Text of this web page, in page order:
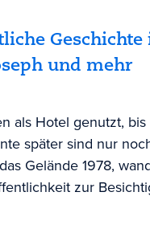
Geschichte
und mehr
als Hotel genutzt,
später sind nur
Gelände 1978,
zur